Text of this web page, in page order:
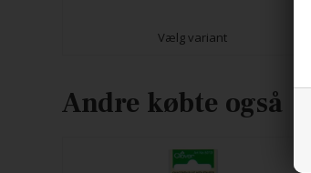
Vælg variant
Andre købte også